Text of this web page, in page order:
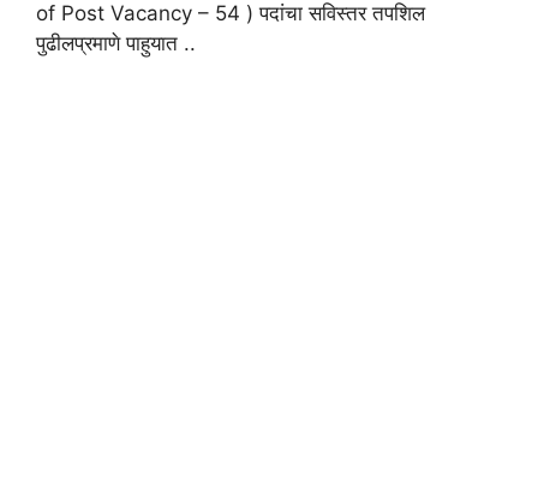
of Post Vacancy – 54 ) पदांचा सविस्तर तपशिल
पुढीलप्रमाणे पाहुयात ..